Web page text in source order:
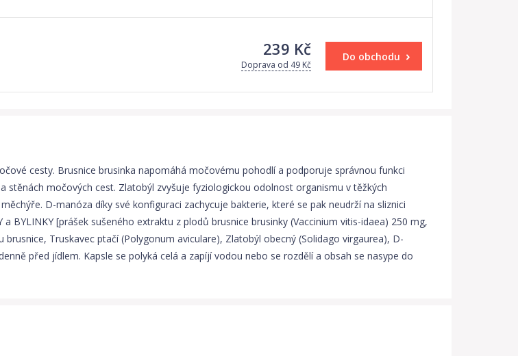
239 Kč
Doprava od 49 Kč
Do obchodu
cesty. Brusnice brusinka napomáhá močovému pohodlí a podporuje správnou funkci
močových cest. Zlatobýl zvyšuje fyziologickou odolnost organismu v těžkých
D-manóza díky své konfiguraci zachycuje bakterie, které se pak neudrží na sliznici
BYLINKY [prášek sušeného extraktu z plodů brusnice brusinky (Vaccinium vitis-idaea) 250 mg,
Truskavec ptačí (Polygonum aviculare), Zlatobýl obecný (Solidago virgaurea), D-
před jídlem. Kapsle se polyká celá a zapíjí vodou nebo se rozdělí a obsah se nasype do